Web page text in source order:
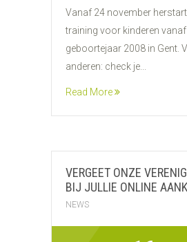
Vanaf 24 november
training voor kinderen vanaf
geboortejaar 2008 in Gent.
anderen: check je...
Read More
VERGEET ONZE
BIJ JULLIE ONLINE
NEWS